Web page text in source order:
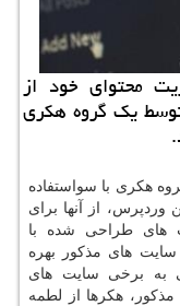
محتوای خود از
توسط یك گروه هكری
هكری با سواستفاده
وردپرس، از آنها برای
های طراحی شده با
های مذكور بهره
به برخی سایت های
مذكور، هكرها از لطمه